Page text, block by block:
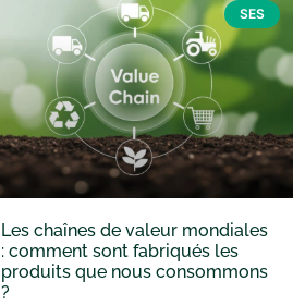
SES
Les chaînes de valeur mondiales
: comment sont fabriqués les
produits que nous consommons
?